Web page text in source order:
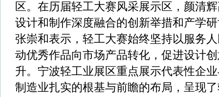
区。在历届轻工大赛风采展示区，颜清
设计和制作深度融合的创新举措和产学
张崇和表示，轻工大赛始终坚持以服务
动优秀作品向市场产品转化，促进设计
升。宁波轻工业展区重点展示代表性企
制造业扎实的根基与前瞻的布局，呈现